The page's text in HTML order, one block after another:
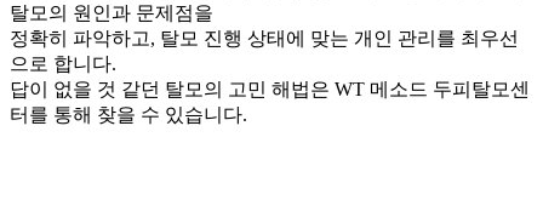
탈모의 원인과 문제점을
정확히 파악하고, 탈모 진행 상태에 맞는 개인 관리를 최우선
으로 합니다.
답이 없을 것 같던 탈모의 고민 해법은 WT 메소드 두피탈모센
터를 통해 찾을 수 있습니다.